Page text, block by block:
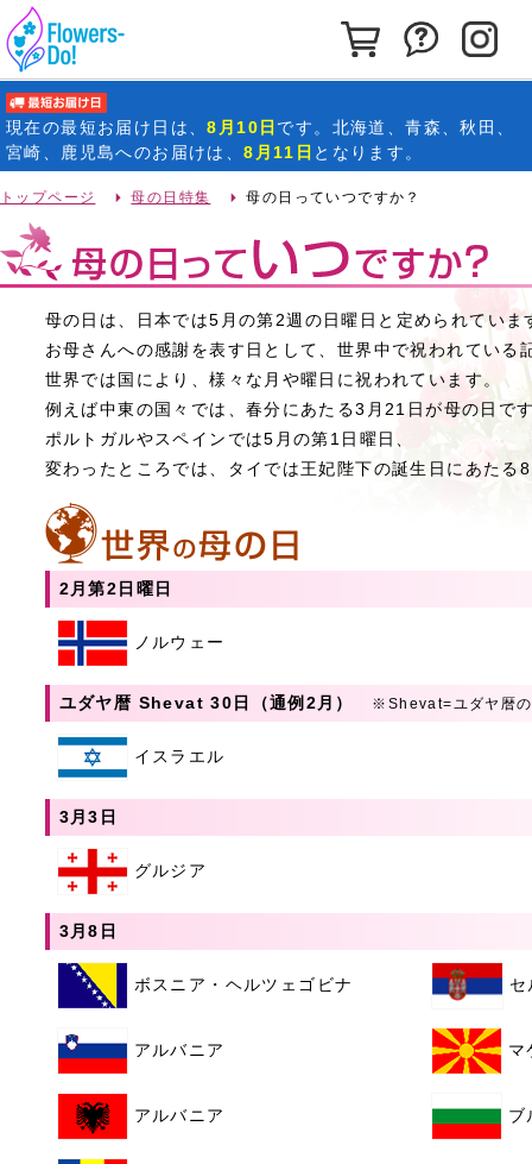
カートを見る
お問い合
現在の最短お届け日 は、8月10日 です。北海道、青森、秋田、
宮崎、鹿児島へのお届けは、8月11日 となります。
トップページ 母の日特集 母の日っていつですか？
母の日は、 日本では5月の第2週の日曜日 と定められていま
お母さんへの感謝を表す日として、世界中で祝われている
世界では国により、様々な月や曜日に祝われています。
例えば中東の国々では、春分にあたる3月21日が母の日で
ポルトガルやスペインでは5月の第1日曜日、
変わったところでは、タイでは王妃陛下の誕生日にあたる
2月第2日曜日
ノルウェー
ユダヤ暦 Shevat 30日（通例2月） ※Shevat=ユダヤ暦
イスラエル
3月3日
グルジア
3月8日
ボスニア・ヘルツェゴビナ セ
アルバニア マ
アルバニア ブ